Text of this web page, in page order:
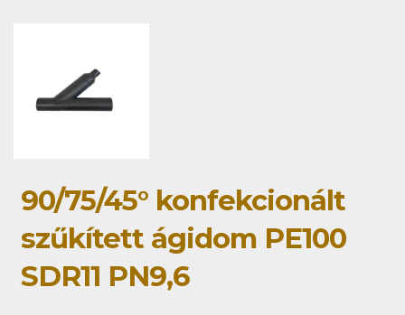
90/75/45° konfekcionált
szűkített ágidom PE100
SDR11 PN9,6